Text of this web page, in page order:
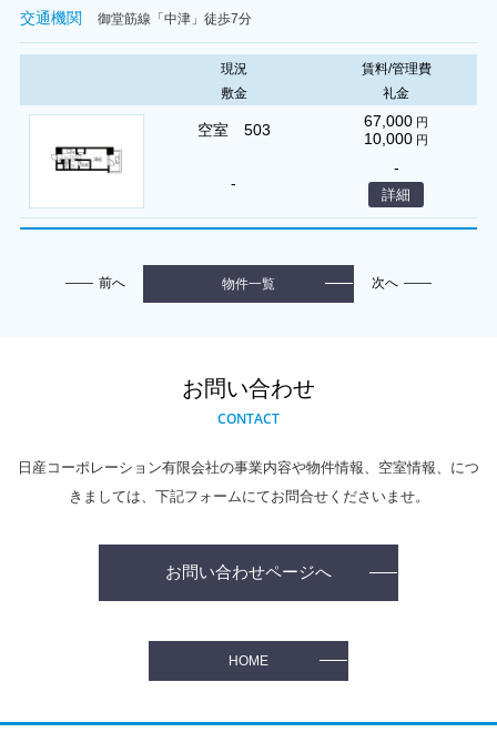
交通機関 御堂筋線「中津」徒歩7分
現況
賃料/管理費
敷金
礼金
空室 503 67,000 円
10,000 円
-
-
詳細
前へ 物件一覧 次へ
お問い合わせ
CONTACT
日産コーポレーション有限会社の事業内容や物件情報、空室情報、 につ
きましては、下記フォームにてお問合せくださいませ。
お問い合わせページへ
HOME